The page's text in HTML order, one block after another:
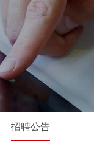
招聘公告